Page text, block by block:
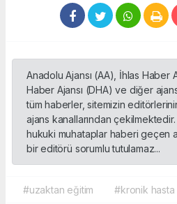
Anadolu Ajansı (AA), İhlas Haber
Haber Ajansı (DHA) ve diğer
tüm haberler, sitemizin
ajans kanallarından
hukuki muhataplar haberi geçen
bir editörü sorumlu tutulamaz...
#uzaktan eğitim #kronik hasta